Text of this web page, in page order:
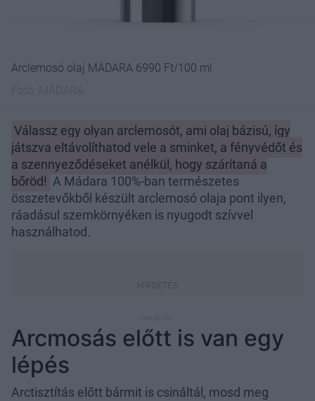
Arclemosó olaj MÁDARA 6990 Ft/100 ml
Válassz egy olyan arclemosót, ami olaj bázisú, így
játszva eltávolíthatod vele a sminket, a fényvédőt és
a szennyeződéseket anélkül, hogy szárítaná a
bőröd! A Mádara 100%-ban természetes
összetevőkből készült arclemosó olaja pont ilyen,
ráadásul szemkörnyéken is nyugodt szívvel
használhatod.
Arcmosás előtt is van egy
lépés
Arctisztítás előtt bármit is csináltál, mosd meg